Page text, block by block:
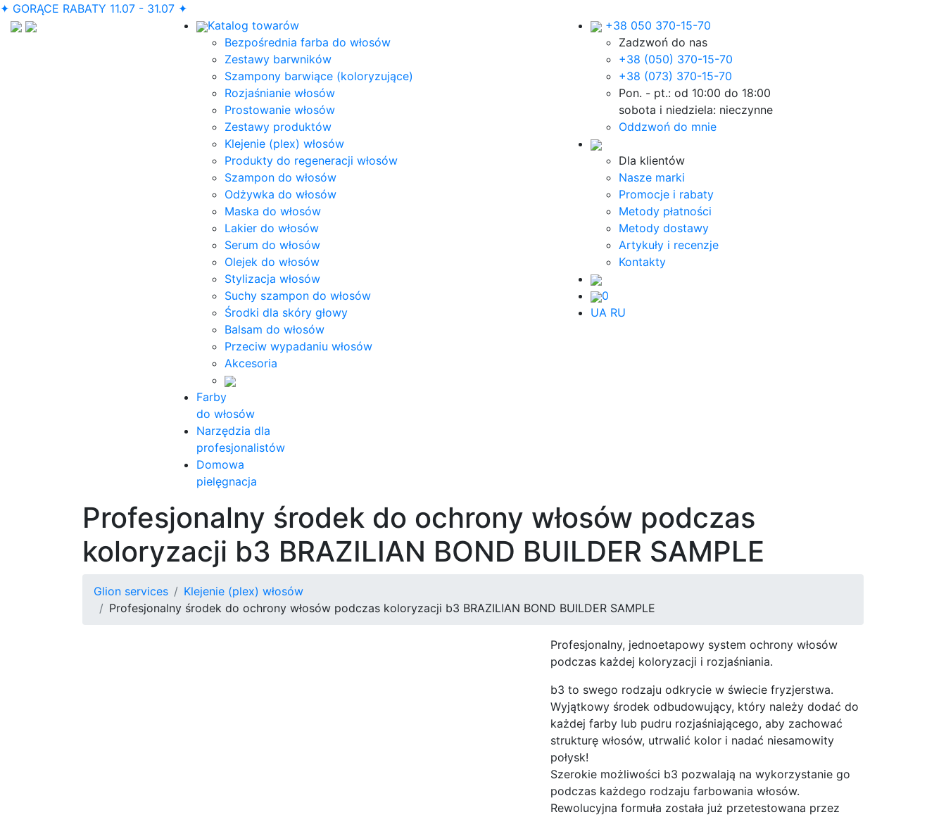
✦ GORĄCE RABATY 11.07 - 31.07 ✦
Katalog towarów
Bezpośrednia farba do włosów
Zestawy barwników
Szampony barwiące (koloryzujące)
Rozjaśnianie włosów
Prostowanie włosów
Zestawy produktów
Klejenie (plex) włosów
Produkty do regeneracji włosów
Szampon do włosów
Odżywka do włosów
Maska do włosów
Lakier do włosów
Serum do włosów
Olejek do włosów
Stylizacja włosów
Suchy szampon do włosów
Środki dla skóry głowy
Balsam do włosów
Przeciw wypadaniu włosów
Akcesoria
Farby
do włosów
Narzędzia dla
profesjonalistów
Domowa
pielęgnacja
+38 050 370-15-70
Zadzwoń do nas
+38 (050) 370-15-70
+38 (073) 370-15-70
Pon. - pt.: od 10:00 do 18:00
sobota i niedziela: nieczynne
Oddzwoń do mnie
Dla klientów
Nasze marki
Promocje i rabaty
Metody płatności
Metody dostawy
Artykuły i recenzje
Kontakty
0
UA RU
Profesjonalny środek do ochrony włosów podczas
koloryzacji b3 BRAZILIAN BOND BUILDER SAMPLE
Glion services
Klejenie (plex) włosów
Profesjonalny środek do ochrony włosów podczas koloryzacji b3 BRAZILIAN BOND BUILDER SAMPLE
Profesjonalny, jednoetapowy system ochrony włosów
podczas każdej koloryzacji i rozjaśniania.
b3 to swego rodzaju odkrycie w świecie fryzjerstwa.
Wyjątkowy środek odbudowujący, który należy dodać do
każdej farby lub pudru rozjaśniającego, aby zachować
strukturę włosów, utrwalić kolor i nadać niesamowity
połysk!
Szerokie możliwości b3 pozwalają na wykorzystanie go
podczas każdego rodzaju farbowania włosów.
Rewolucyjna formuła została już przetestowana przez